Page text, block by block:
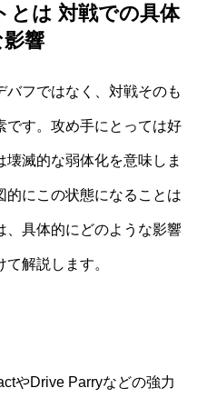
とは 対戦での具体
響
フではなく、対戦そのも
です。攻め手にとっては好
滅的な弱体化を意味しま
的にこの状態になることは
、具体的にどのような影響
解説します。
やDrive Parryなどの強力